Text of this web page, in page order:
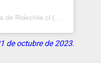
de octubre de 2023.